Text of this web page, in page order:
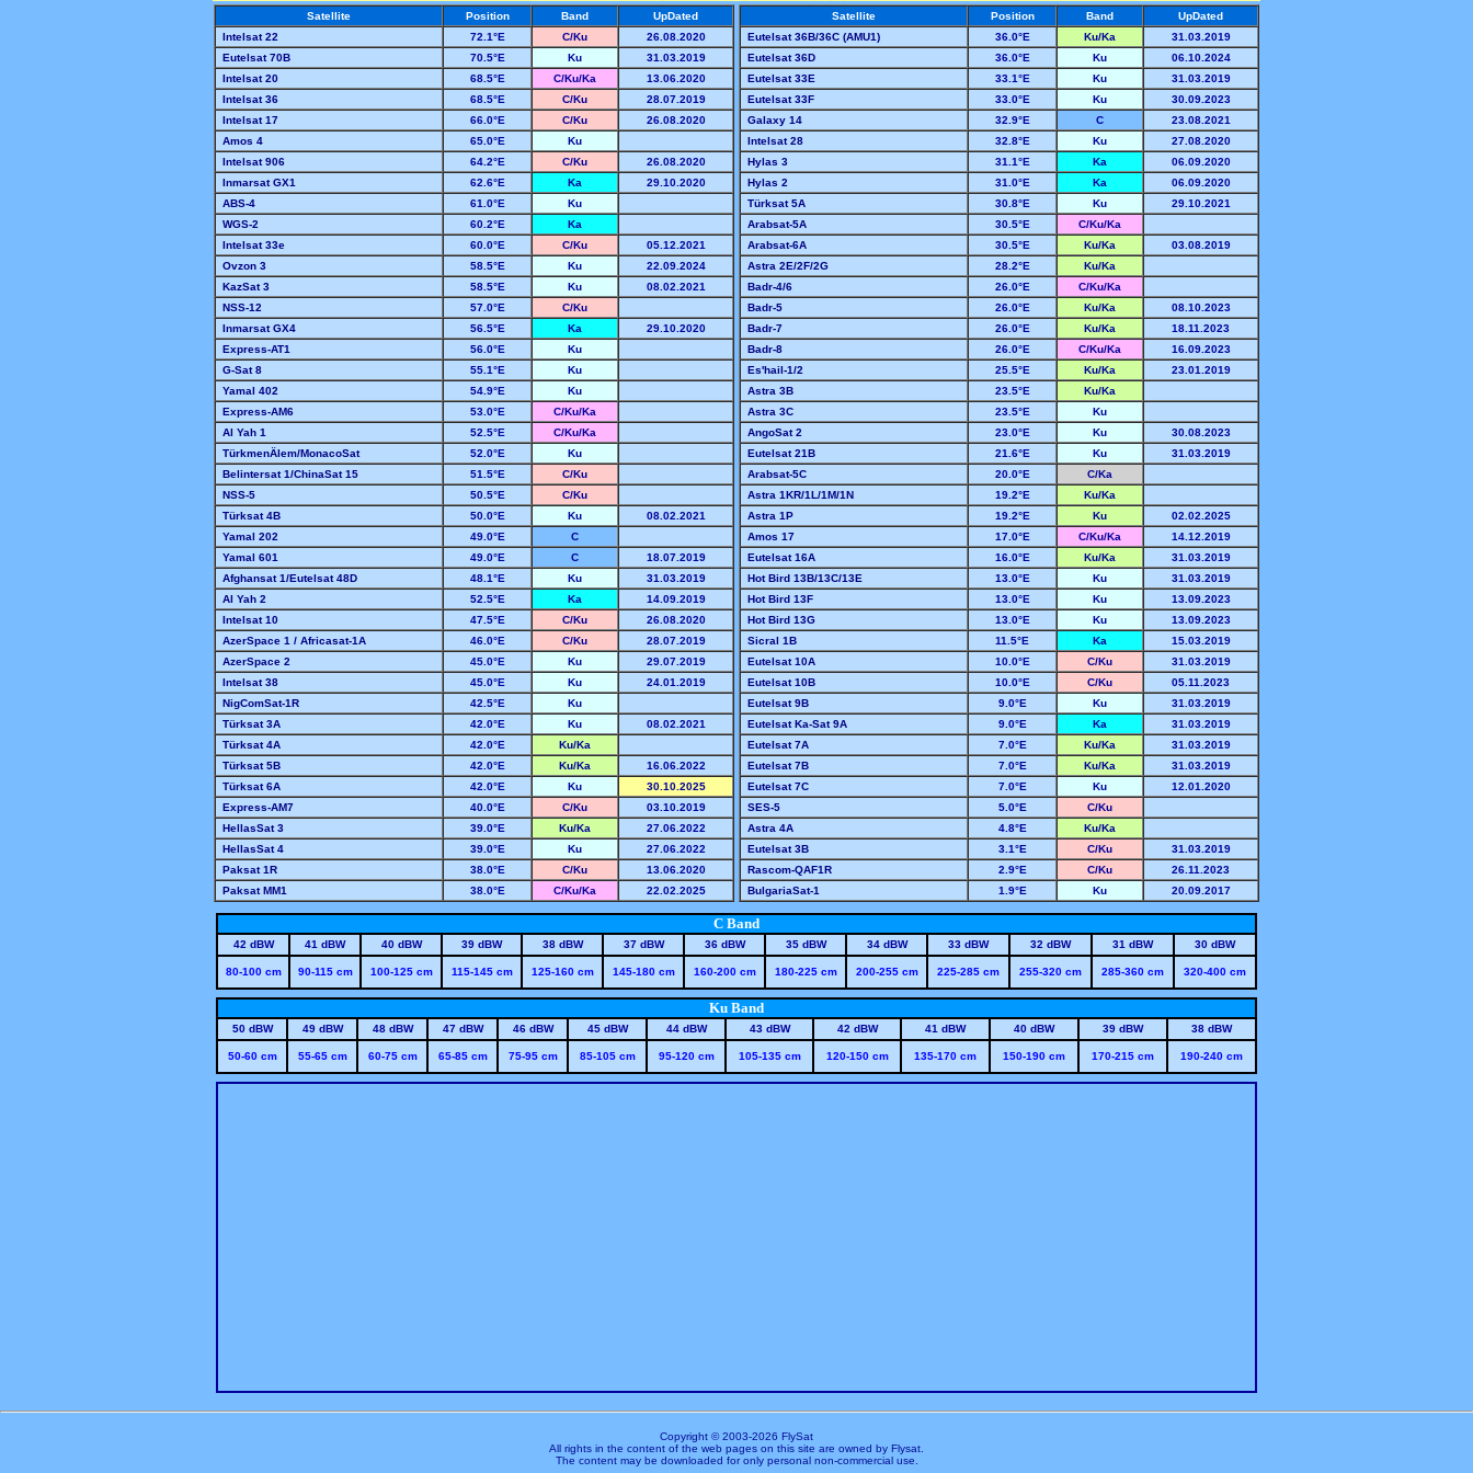
Satellite
Position Band
UpDated
Intelsat 22
72 .1°E C/Ku
26.08.2020
Eutelsat 70B
70.5°E Ku
31.03.2019
Intelsat 20
68.5°E C/Ku/Ka
13.06.2020
Intelsat 36
68.5°E C/Ku
28.07.2019
Intelsat 17
66.0°E C/Ku
26.08.2020
Amos 4
65.0°E
Ku
Intelsat 906
64.2°E C/Ku
26.08.2020
Inmarsat GX1
62 .6°E Ka
29.10.2020
ABS-4
61 .0°E
Ku
WGS-2
60.2°E
Ka
Intelsat 33e
60.0°E C/Ku
05.12.2021
Ovzon 3
58.5°E Ku
22.09.2024
KazSat 3
58.5°E Ku
08.02.2021
NSS-12
57.0°E
C/Ku
Inmarsat GX4
56.5°E Ka
29.10.2020
Express-AT1
56.0°E
Ku
G-Sat 8
55.1°E
Ku
Yamal 402
54.9°E
Ku
Express-AM6
53.0°E
C/Ku/Ka
Al Yah 1
52 .5°E
C/Ku/Ka
TürkmenÄlem/MonacoSat
52 .0°E
Ku
Belintersat 1/ChinaSat 15
51 .5°E
C/Ku
NSS-5
50.5°E
C/Ku
Türksat 4B
50.0°E Ku
08.02.2021
Yamal 202
49.0°E
C
Yamal 601
49.0°E C
18.07.2019
Afghansat 1/Eutelsat 48D
48.1°E Ku
31.03.2019
Al Yah 2
52 .5°E Ka
14.09.2019
Intelsat 10
47.5°E C/Ku
26.08.2020
AzerSpace 1 / Africasat-1A
46.0°E C/Ku
28.07.2019
AzerSpace 2
45.0°E Ku
29.07.2019
Intelsat 38
45.0°E Ku
24.01.2019
NigComSat-1R
42 .5°E
Ku
Türksat 3A
42 .0°E Ku
08.02.2021
Türksat 4A
42 .0°E
Ku/Ka
Türksat 5B
42 .0°E Ku/Ka
16.06.2022
Türksat 6A
42 .0°E Ku
30.10.2025
Express-AM7
40.0°E C/Ku
03.10.2019
HellasSat 3
39.0°E Ku/Ka
27.06.2022
HellasSat 4
39.0°E Ku
27.06.2022
Paksat 1R
38.0°E C/Ku
13.06.2020
Paksat MM1
38.0°E C/Ku/Ka 22.02.2025
Satellite Position Band
UpDated
Eutelsat 36B/36C (AMU1)
36.0°E Ku/Ka
31.03.2019
Eutelsat 36D
36.0°E Ku
06.10.2024
Eutelsat 33E
33.1°E Ku
31.03.2019
Eutelsat 33F
33.0°E Ku
30.09.2023
Galaxy 14
32 .9°E C
23.08.2021
Intelsat 28
32 .8°E Ku
27.08.2020
Hylas 3
31 .1°E Ka
06.09.2020
Hylas 2
31 .0°E Ka
06.09.2020
Türksat 5A
30.8°E Ku
29.10.2021
Arabsat-5A
30.5°E
C/Ku/Ka
Arabsat-6A
30.5°E Ku/Ka
03.08.2019
Astra 2E/2F/2G
28.2°E
Ku/Ka
Badr-4/6
26.0°E
C/Ku/Ka
Badr-5
26.0°E Ku/Ka
08.10.2023
Badr-7
26.0°E Ku/Ka
18.11.2023
Badr-8
26.0°E C/Ku/Ka
16.09.2023
Es'hail-1/2
25.5°E Ku/Ka
23.01.2019
Astra 3B
23.5°E
Ku/Ka
Astra 3C
23.5°E
Ku
AngoSat 2
23.0°E Ku
30.08.2023
Eutelsat 21B
21 .6°E Ku
31.03.2019
Arabsat-5C
20.0°E
C/Ka
Astra 1KR/1L/1M/1N
19.2°E
Ku/Ka
Astra 1P
19.2°E Ku
02.02.2025
Amos 17
17.0°E C/Ku/Ka
14.12.2019
Eutelsat 16A
16.0°E Ku/Ka
31.03.2019
Hot Bird 13B/13C/13E
13.0°E Ku
31.03.2019
Hot Bird 13F
13.0°E Ku
13.09.2023
Hot Bird 13G
13.0°E Ku
13.09.2023
Sicral 1B
11 .5°E Ka
15.03.2019
Eutelsat 10A
10.0°E C/Ku
31.03.2019
Eutelsat 10B
10.0°E C/Ku
05.11.2023
Eutelsat 9B
9.0°E Ku
31.03.2019
Eutelsat Ka-Sat 9A
9.0°E Ka
31.03.2019
Eutelsat 7A
7.0°E Ku/Ka
31.03.2019
Eutelsat 7B
7.0°E Ku/Ka
31.03.2019
Eutelsat 7C
7.0°E Ku
12.01.2020
SES-5
5.0°E
C/Ku
Astra 4A
4.8°E
Ku/Ka
Eutelsat 3B
3.1°E C/Ku
31.03.2019
Rascom-QAF1R
2 .9°E C/Ku
26.11.2023
BulgariaSat-1
1 .9°E Ku 20.09.2017
C Band
42 dBW 41 dBW 40 dBW 39 dBW 38 dBW 37 dBW 36 dBW 35 dBW 34 dBW 33 dBW 32 dBW 31 dBW 30 dBW
80-100 cm 90-115 cm 100-125 cm 115-145 cm 125-160 cm 145-180 cm 160-200 cm 180-225 cm 200-255 cm 225-285 cm 255-320 cm 285-360 cm 320-400 cm
Ku Band
50 dBW 49 dBW 48 dBW 47 dBW 46 dBW 45 dBW 44 dBW 43 dBW 42 dBW 41 dBW 40 dBW 39 dBW 38 dBW
50-60 cm 55-65 cm 60-75 cm 65-85 cm 75-95 cm 85-105 cm 95-120 cm 105-135 cm 120-150 cm 135-170 cm 150-190 cm 170-215 cm 190-240 cm
Copyright © 2003-2026 FlySat
All rights in the content of the web pages on this site are owned by Flysat.
The content may be downloaded for only personal non-commercial use.